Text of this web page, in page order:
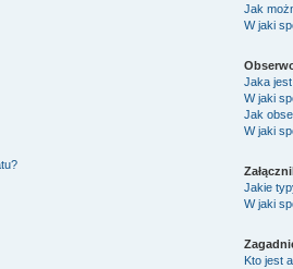
Jak
W jaki
Jaka
W jaki
Jak
W jaki
Jakie
W jaki
Kto jest